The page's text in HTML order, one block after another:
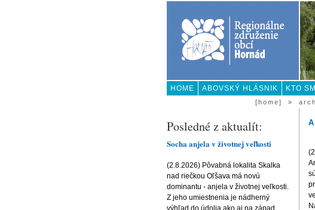
HOME ABOVSKÝ HLÁSNIK KTO
[home] »
Posledné z aktualít:
Socha anjela v životnej veľkosti
(2.8.2026) Pôvabná lokalita Skalka
nad riečkou Oľšava má novú
dominantu - anjela v životnej veľkosti.
Z jeho umiestnenia je nádherný
výhľad do údolia ako aj na západ